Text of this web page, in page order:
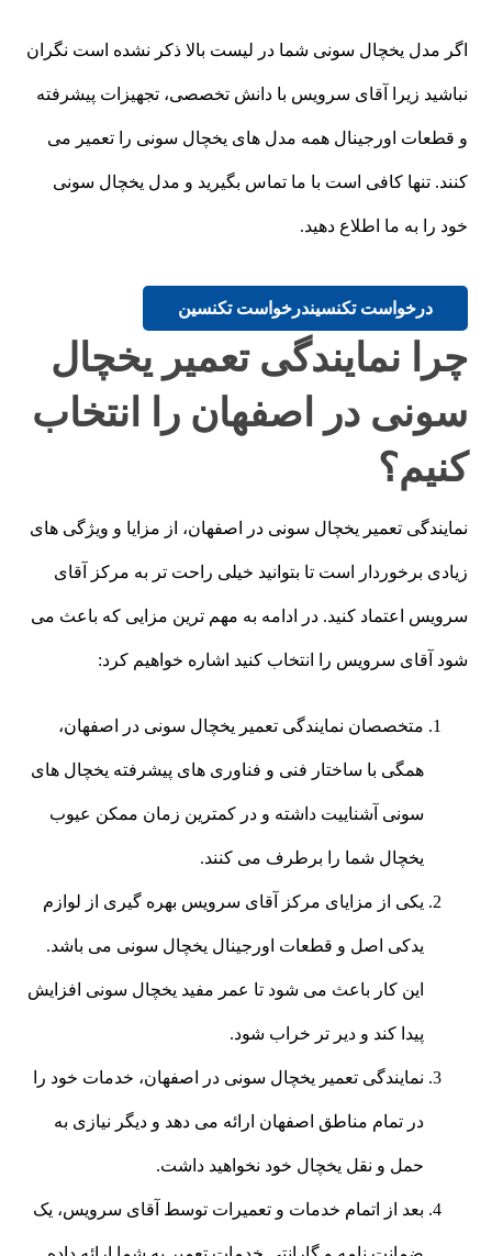
اگر مدل یخچال سونی شما در لیست بالا ذکر نشده است نگران
نباشید زیرا آقای سرویس با دانش تخصصی، تجهیزات پیشرفته
و قطعات اورجینال همه مدل های یخچال سونی را تعمیر می
کنند. تنها کافی است با ما تماس بگیرید و مدل یخچال سونی
خود را به ما اطلاع دهید.
درخواست تکنسیندرخواست تکنسین
چرا نمایندگی تعمیر یخچال
سونی در اصفهان را انتخاب
کنیم؟
نمایندگی تعمیر یخچال سونی در اصفهان، از مزایا و ویژگی های
زیادی برخوردار است تا بتوانید خیلی راحت تر به مرکز آقای
سرویس اعتماد کنید. در ادامه به مهم ترین مزایی که باعث می
شود آقای سرویس را انتخاب کنید اشاره خواهیم کرد:
متخصصان نمایندگی تعمیر یخچال سونی در اصفهان،
همگی با ساختار فنی و فناوری های پیشرفته یخچال های
سونی آشناییت داشته و در کمترین زمان ممکن عیوب
یخچال شما را برطرف می کنند.
یکی از مزایای مرکز آقای سرویس بهره گیری از لوازم
یدکی اصل و قطعات اورجینال یخچال سونی می باشد.
این کار باعث می شود تا عمر مفید یخچال سونی افزایش
پیدا کند و دیر تر خراب شود.
نمایندگی تعمیر یخچال سونی در اصفهان، خدمات خود را
در تمام مناطق اصفهان ارائه می دهد و دیگر نیازی به
حمل و نقل یخچال خود نخواهید داشت.
بعد از اتمام خدمات و تعمیرات توسط آقای سرویس، یک